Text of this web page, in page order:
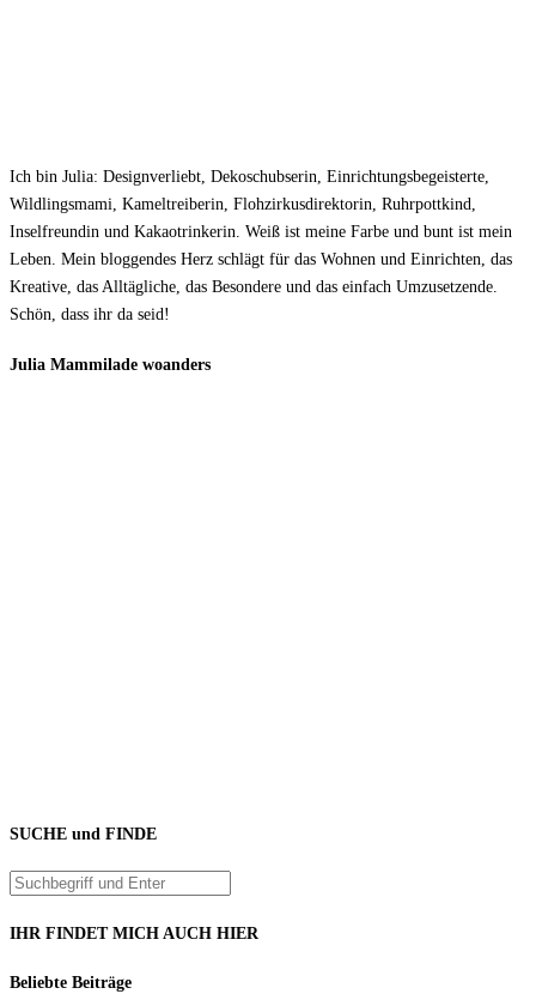
Ich bin Julia: Designverliebt, Dekoschubserin, Einrichtungsbegeisterte,
Wildlingsmami, Kameltreiberin, Flohzirkusdirektorin, Ruhrpottkind,
Inselfreundin und Kakaotrinkerin. Weiß ist meine Farbe und bunt ist mein
Leben. Mein bloggendes Herz schlägt für das Wohnen und Einrichten, das
Kreative, das Alltägliche, das Besondere und das einfach Umzusetzende.
Schön, dass ihr da seid!
Julia Mammilade woanders
SUCHE und FINDE
IHR FINDET MICH AUCH HIER
Beliebte Beiträge